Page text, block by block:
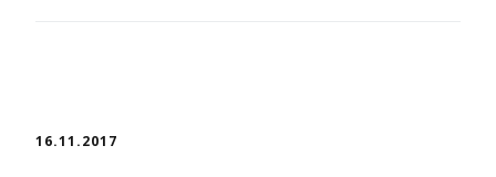
16.11.2017